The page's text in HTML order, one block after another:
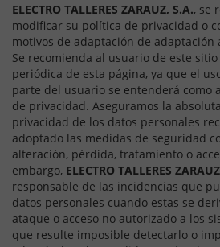
ELECTRO TALLERES ZARAUZ, S.A., se
modificar su política de privacidad o
motivos de adaptación de adaptación
Se recomienda al usuario de este
periódica de esta página, ya que el
parte del usuario se entenderá como
de privacidad. Aseguramos la
privacidad de los datos personales
adoptado las medidas de seguridad
alteración, pérdida, tratamiento o
embargo, ELECTRO TALLERES
responsable de las incidencias que
datos personales cuando estas se
ataque o acceso no autorizado a los
que resulte imposible detectarlo o